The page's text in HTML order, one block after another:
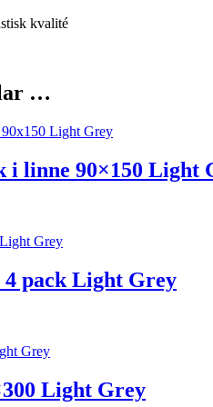
kvalité
…
i linne 90×150 Light
pack Light Grey
Light Grey